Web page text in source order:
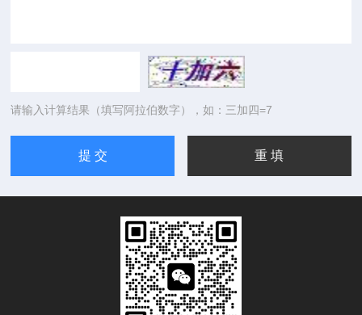
请输入计算结果（填写阿拉伯数字），如：三加四=7